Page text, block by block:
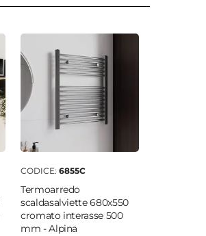
CODICE: 6855C
Termoarredo
scaldasalviette 680x550
cromato interasse 500
mm - Alpina